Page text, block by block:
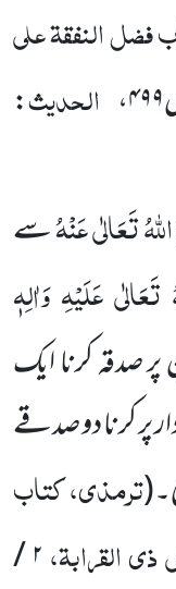
فضل النفقۃ علی
۴۹۹، الحدیث:
تَعَالٰی عَنْہُسے
عَلَیْہِ وَاٰلِہٖ
پر صدقہ کرنا ایک
پر کرنا دو صدقے
(ترمذی، کتاب
ذی القرابۃ، ۲ /